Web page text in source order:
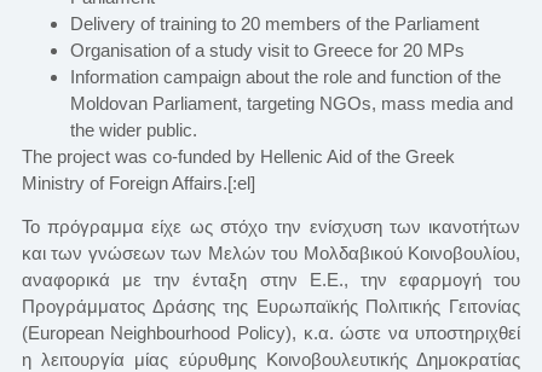
Delivery of training to 20 members of the Parliament
Organisation of a study visit to Greece for 20 MPs
Information campaign about the role and function of the
Moldovan Parliament, targeting NGOs, mass media and
the wider public.
The project was co-funded by Hellenic Aid of the Greek
Ministry of Foreign Affairs.[:el]
Το πρόγραμμα είχε ως στόχο την ενίσχυση των ικανοτήτων
και των γνώσεων των Μελών του Μολδαβικού Κοινοβουλίου,
αναφορικά με την ένταξη στην Ε.Ε., την εφαρμογή του
Προγράμματος Δράσης της Ευρωπαϊκής Πολιτικής Γειτονίας
(European Neighbourhood Policy), κ.α. ώστε να υποστηριχθεί
η λειτουργία μίας εύρυθμης Κοινοβουλευτικής Δημοκρατίας